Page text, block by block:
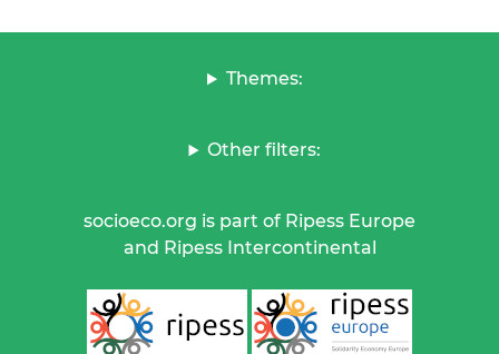
Themes:
Other filters:
socioeco.org is part of Ripess Europe
and Ripess Intercontinental